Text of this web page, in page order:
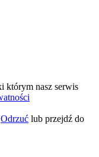
którym nasz serwis
Odrzuć lub przejdź do